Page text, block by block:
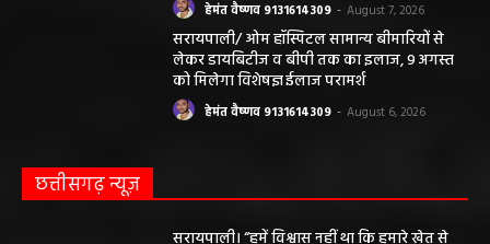
हेमंत वैष्णव 9131614309 - August 7, 2026
सरायपाली/ ओम हॉस्पिटल सामान्य बीमारियों से
लेकर डायबिटीज व बीपी तक का इलाज, 9 अगस्त
को मिलेगा विशेषज्ञ ईलाज परामर्श
हेमंत वैष्णव 9131614309 - August 6, 2026
छत्तीसगढ़ न्यूज़